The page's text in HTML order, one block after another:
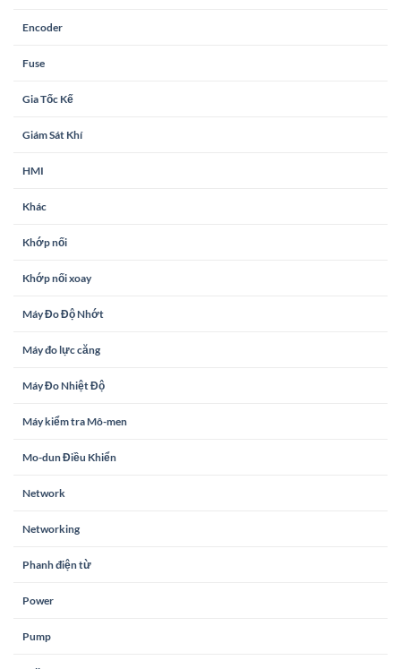
Encoder
Fuse
Gia Tốc Kế
Giám Sát Khí
HMI
Khác
Khớp nối
Khớp nối xoay
Máy Đo Độ Nhớt
Máy đo lực căng
Máy Đo Nhiệt Độ
Máy kiểm tra Mô-men
Mo-dun Điều Khiển
Network
Networking
Phanh điện từ
Power
Pump